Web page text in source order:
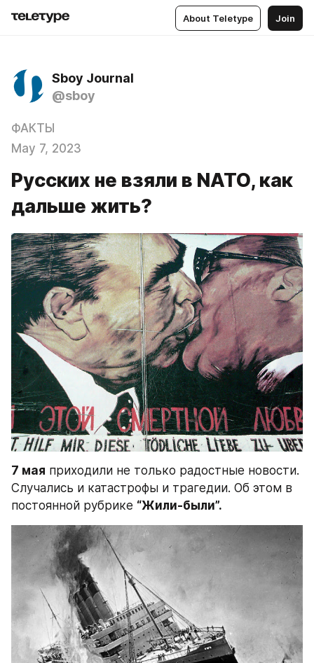
About Teletype Join
Sboy Journal
@sboy
ФАКТЫ
May 7, 2023
Русских не взяли в NATO, как
дальше жить?
7 мая приходили не только радостные новости.
Случались и катастрофы и трагедии. Об этом в
постоянной рубрике “Жили-были”.